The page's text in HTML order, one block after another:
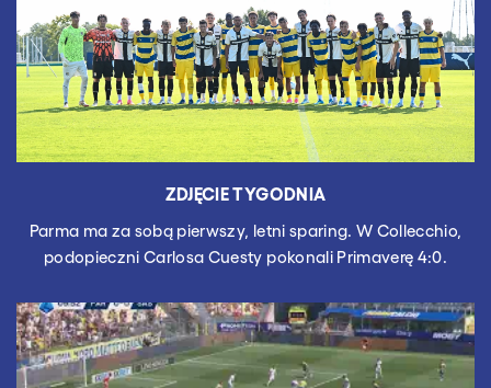
ZDJĘCIE TYGODNIA
Parma ma za sobą pierwszy, letni sparing. W Collecchio,
podopieczni Carlosa Cuesty pokonali Primaverę 4:0.